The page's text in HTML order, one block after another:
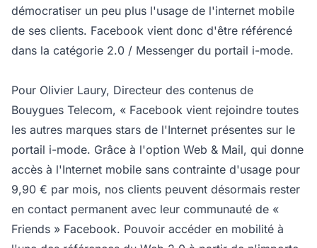
démocratiser un peu plus l'usage de l'internet mobile
de ses clients. Facebook vient donc d'être référencé
dans la catégorie 2.0 / Messenger du portail i-mode.
Pour Olivier Laury, Directeur des contenus de
Bouygues Telecom, « Facebook vient rejoindre toutes
les autres marques stars de l'Internet présentes sur le
portail i-mode. Grâce à l'option Web & Mail, qui donne
accès à l'Internet mobile sans contrainte d'usage pour
9,90 € par mois, nos clients peuvent désormais rester
en contact permanent avec leur communauté de «
Friends » Facebook. Pouvoir accéder en mobilité à